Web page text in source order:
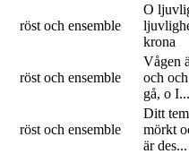
röst och ensemble
O
krona
röst och ensemble
Vågen
och
gå, o I...
röst och ensemble
Ditt
mörkt
är des...